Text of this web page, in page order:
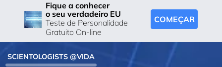
Fique a conhecer
o seu verdadeiro EU
Teste de Personalidade
Gratuito On-line
COMEÇAR
SCIENTOLOGISTS @VIDA